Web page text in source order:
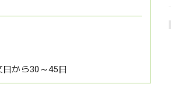
日から30～45日